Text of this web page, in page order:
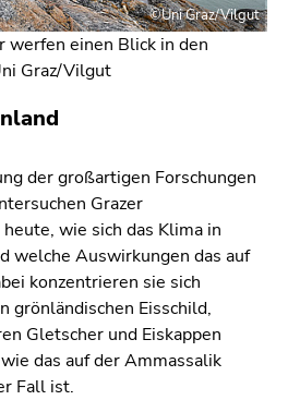
der großartigen Forschungen
Grazer
wie sich das Klima in
welche Auswirkungen das auf
konzentrieren sie sich
grönländischen Eisschild,
Gletscher und Eiskappen
das auf der Ammassalik
Fall ist.
©Uni Graz/Vilgut
einen Blick in den
Graz/Vilgut